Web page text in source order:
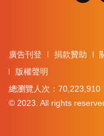
廣告刊登 捐款贊助
版權聲明
總瀏覽人次：70,223,910
© 2023. All rights